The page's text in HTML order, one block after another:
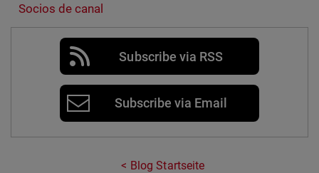
Socios de canal
Subscribe via RSS
Subscribe via Email
Blog Startseite